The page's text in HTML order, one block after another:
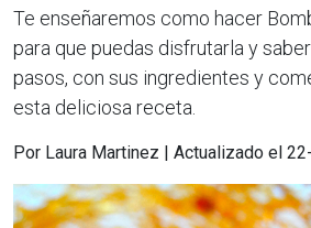
Te enseñaremos como hacer
para que puedas disfrutarla y
pasos, con sus ingredientes y
esta deliciosa receta.
Por Laura Martinez | Actualizado el